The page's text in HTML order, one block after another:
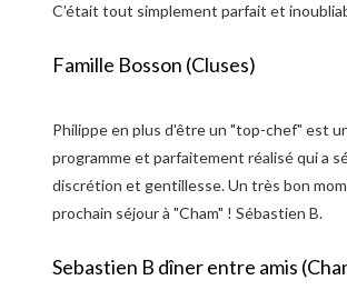
C'était tout simplement parfait et
Famille Bosson (Cluses)
Philippe en plus d'être un "top-chef" est
programme et parfaitement réalisé qui a
discrétion et gentillesse. Un très bon
prochain séjour à "Cham" ! Sébastien B.
Sebastien B dîner entre amis